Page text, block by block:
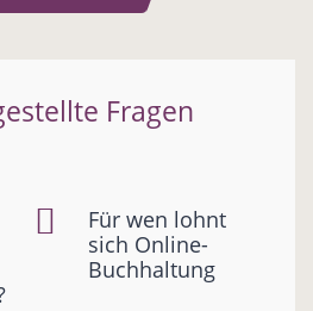
Fragen
Für wen lohnt
sich Online-
Buchhaltung